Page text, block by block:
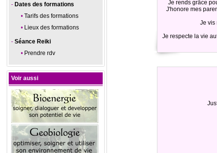
Dates des formations
Tarifs des formations
Lieux des formations
Séance Reiki
Prendre rdv
Voir aussi
Je rends grâce
J'honore mes
Je vis
Je respecte la vie